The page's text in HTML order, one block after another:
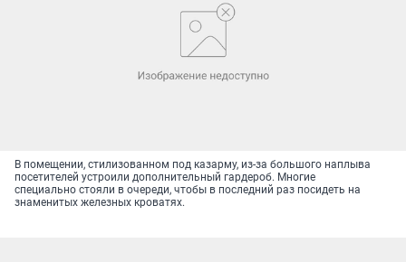
В помещении, стилизованном под казарму, из-за большого наплыва
посетителей устроили дополнительный гардероб. Многие
специально стояли в очереди, чтобы в последний раз посидеть на
знаменитых железных кроватях.